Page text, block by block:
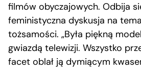
filmów obyczajowych. Odbija
feministyczna dyskusja na
tożsamości. „Była piękną
gwiazdą telewizji. Wszystko
facet oblał ją dymiącym